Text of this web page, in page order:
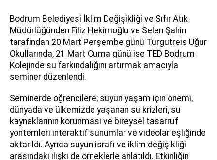
Bodrum Belediyesi İklim Değişikliği ve Sıfır Atık
Müdürlüğünden Filiz Hekimoğlu ve Selen Şahin
tarafından 20 Mart Perşembe günü Turgutreis Uğur
Okullarında, 21 Mart Cuma günü ise TED Bodrum
Kolejinde su farkındalığını artırmak amacıyla
seminer düzenlendi.
Seminerde öğrencilere; suyun yaşam için önemi,
dünyada ve ülkemizde yaşanan su krizleri, su
kaynaklarının korunması ve bireysel tasarruf
yöntemleri interaktif sunumlar ve videolar eşliğinde
aktarıldı. Ayrıca suyun israfı ve iklim değişikliği
arasındaki ilişki de örneklerle anlatıldı. Etkinliğin